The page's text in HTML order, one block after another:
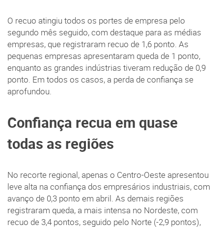
O recuo atingiu todos os portes de empresa pelo
segundo mês seguido, com destaque para as médias
empresas, que registraram recuo de 1,6 ponto. As
pequenas empresas apresentaram queda de 1 ponto,
enquanto as grandes indústrias tiveram redução de 0,9
ponto. Em todos os casos, a perda de confiança se
aprofundou.
Confiança recua em quase
todas as regiões
No recorte regional, apenas o Centro-Oeste apresentou
leve alta na confiança dos empresários industriais, com
avanço de 0,3 ponto em abril. As demais regiões
registraram queda, a mais intensa no Nordeste, com
recuo de 3,4 pontos, seguido pelo Norte (-2,9 pontos),